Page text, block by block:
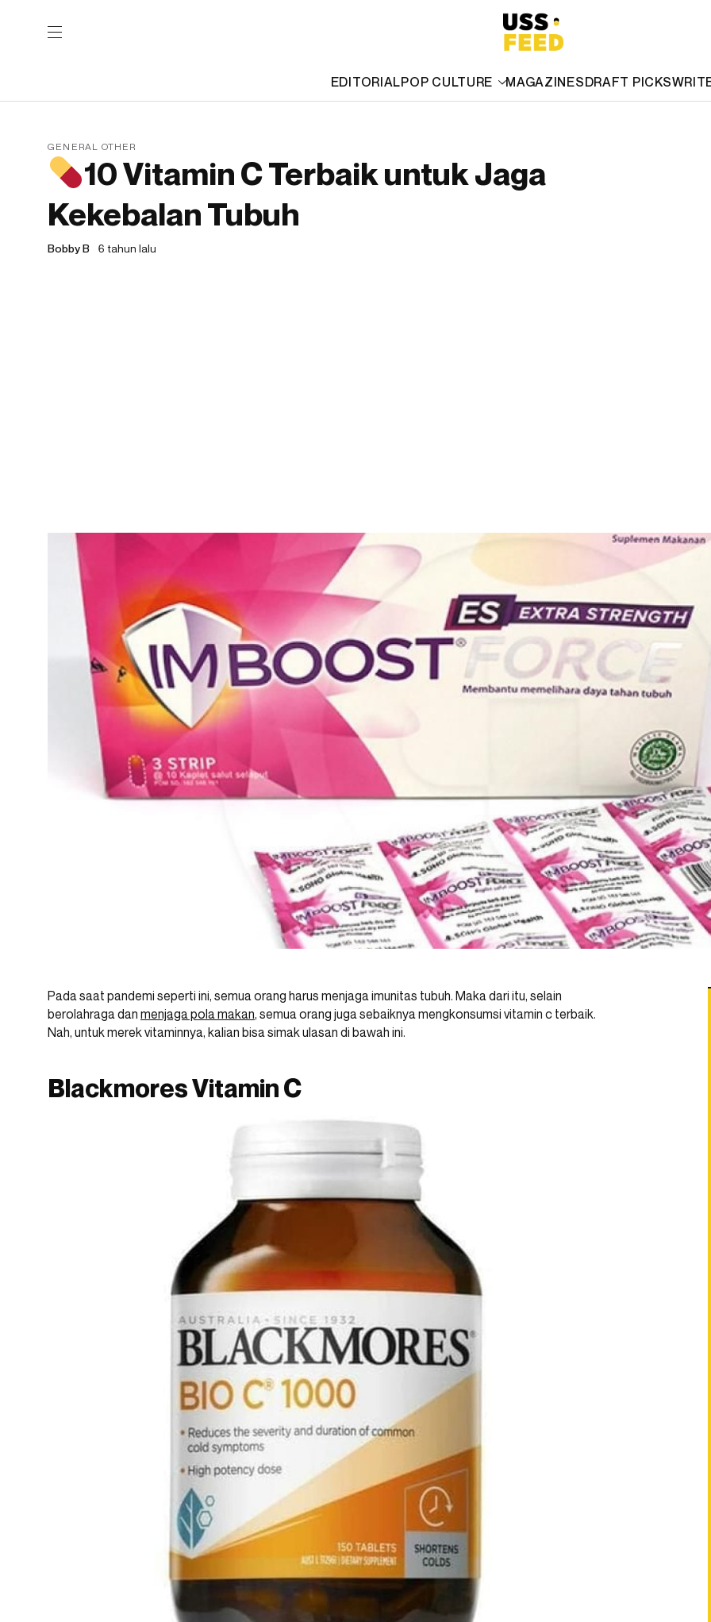
EDITORIALPOP CULTURE MAGAZINESDRAFT PICKS
GENERAL OTHER
10 Vitamin C Terbaik untuk Jaga
Kekebalan Tubuh
Bobby B 6 tahun lalu
Pada saat pandemi seperti ini, semua orang harus menjaga imunitas tubuh. Maka dari itu, selain
berolahraga dan menjaga pola makan, semua orang juga sebaiknya mengkonsumsi vitamin c terbaik.
Nah, untuk merek vitaminnya, kalian bisa simak ulasan di bawah ini.
Blackmores Vitamin C